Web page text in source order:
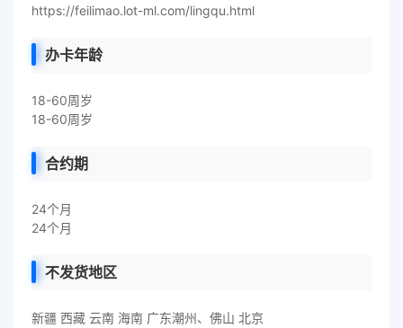
https://feilimao.lot-ml.com/lingqu.html
办卡年龄
18-60周岁
18-60周岁
合约期
24个月
24个月
不发货地区
新疆 西藏 云南 海南 广东潮州、佛山 北京